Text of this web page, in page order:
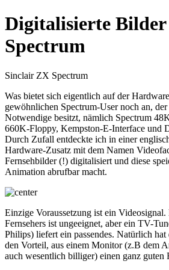
Digitalisierte
Spectrum
Sinclair ZX Spectrum
Was bietet sich eigentlich auf der
gewöhnlichen Spectrum-User noch an,
Notwendige besitzt, nämlich Spectrum
660K-Floppy, Kempston-E-Interface und
Durch Zufall entdeckte ich in einer
Hardware-Zusatz mit dem Namen
Fernsehbilder (!) digitalisiert und diese
Animation abrufbar macht.
Einzige Voraussetzung ist ein Videosignal.
Fernsehers ist ungeeignet, aber ein TV-
Philips) liefert ein passendes. Natürlich hat
den Vorteil, aus einem Monitor (z.B dem
auch wesentlich billiger) einen ganz guten